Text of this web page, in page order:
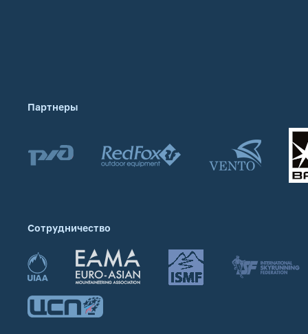
Партнеры
Сотрудничество